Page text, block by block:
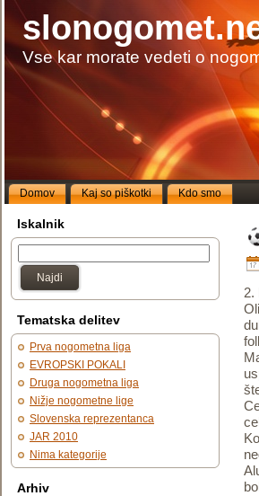
Vse kar morate vedeti o
Domov Kaj so piškotki Kdo smo
Iskalnik
Najdi
Tematska delitev
Prva nogometna liga
EVROPSKI POKALI
Druga nogometna liga
Nižje nogometne lige
Slovenska reprezentanca
JAR 2010
Nima kategorije
Arhiv
2.